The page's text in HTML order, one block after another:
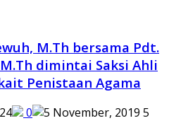
M.Th bersama Pdt.
dimintai Saksi Ahli
Penistaan Agama
0
5